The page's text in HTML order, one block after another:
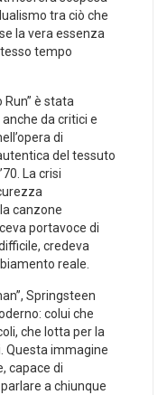
tra ciò che
⁢la vera essenza
tempo
Run” è stata
da critici e
di
⁣del ⁤tessuto
La crisi
canzone
portavoce di
credeva
reale.
Springsteen
colui che
che⁣ lotta per la
Questa immagine
⁣capace di
⁣a chiunque